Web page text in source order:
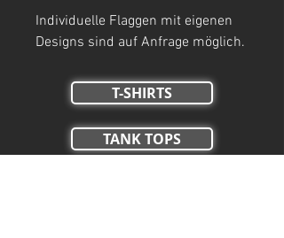
Individuelle Flaggen mit eigenen
Designs sind auf Anfrage möglich.
T-SHIRTS
TANK TOPS